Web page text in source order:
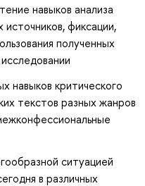
навыков анализа
источников, фиксации,
полученных
навыков критического
текстов разных жанров
ситуацией
в различных